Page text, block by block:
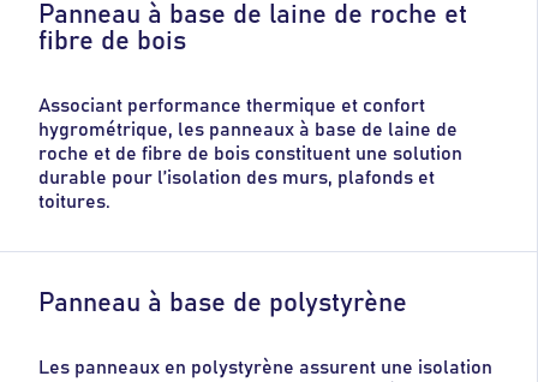
Panneau à base de laine de roche et
fibre de bois
Associant performance thermique et confort
hygrométrique, les panneaux à base de laine de
roche et de fibre de bois constituent une solution
durable pour l’isolation des murs, plafonds et
toitures.
Panneau à base de polystyrène
Les panneaux en polystyrène assurent une isolation